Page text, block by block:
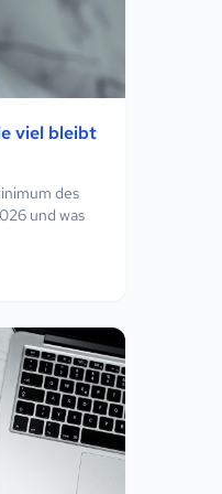
viel bleibt
des
und was